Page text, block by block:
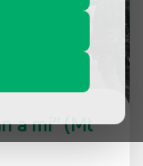
a mí” (Mt